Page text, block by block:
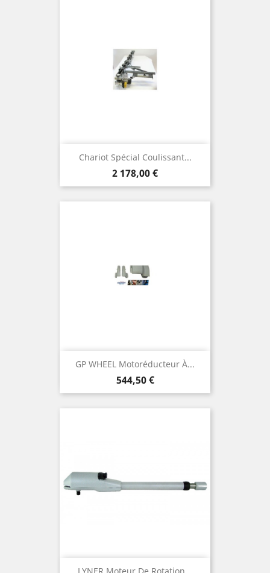
Chariot Spécial Coulissant...
Prix
2 178,00 €
GP WHEEL Motoréducteur À...
Prix
544,50 €